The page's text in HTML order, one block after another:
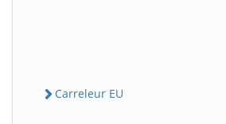
Carreleur EU